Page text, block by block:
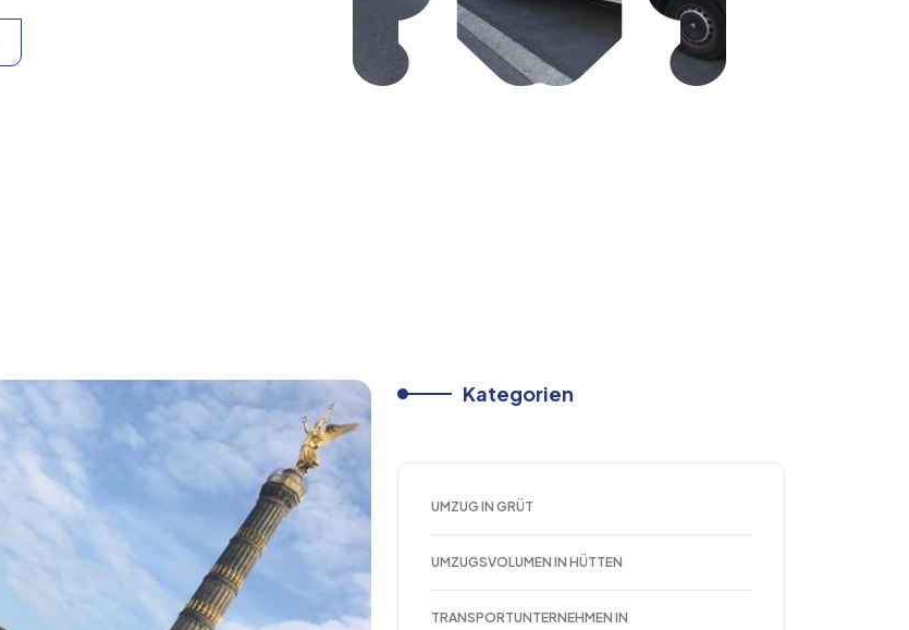
Kategorien
UMZUG IN GRÜT
UMZUGSVOLUMEN IN HÜTTEN
TRANSPORTUNTERNEHMEN IN